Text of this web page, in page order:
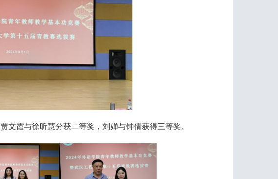
文霞与徐昕慧分获二等奖，刘婵与钟倩获得三等奖。